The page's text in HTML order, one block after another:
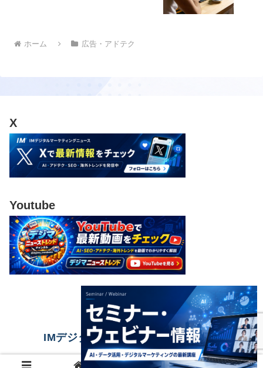
ホーム 広告・アドテク
X
Youtube
IMデジタルマーケティングニュース